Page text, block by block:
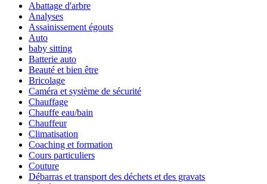
Abattage d'arbre
Analyses
Assainissement égouts
Auto
baby sitting
Batterie auto
Beauté et bien être
Bricolage
Caméra et système de sécurité
Chauffage
Chauffe eau/bain
Chauffeur
Climatisation
Coaching et formation
Cours particuliers
Couture
Débarras et transport des déchets et des gravats